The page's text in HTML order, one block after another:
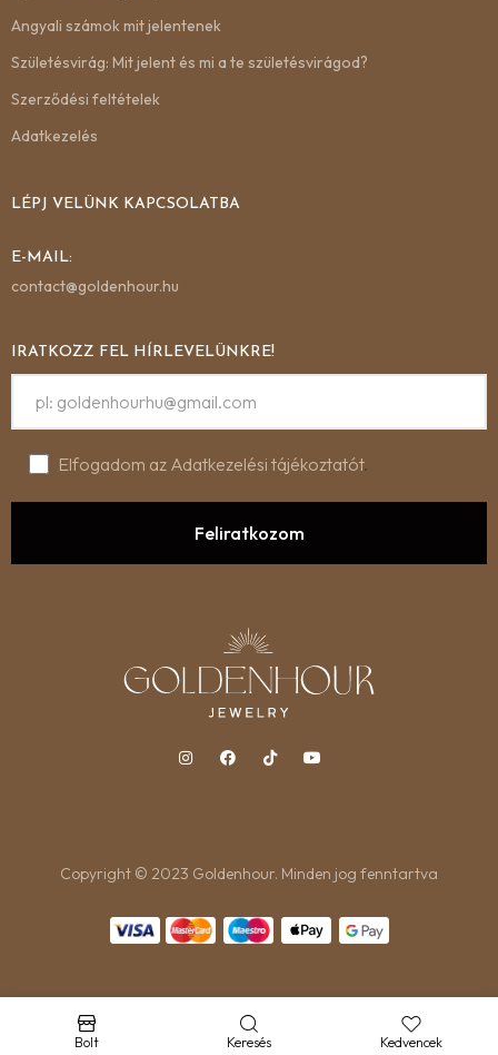
Angyali számok mit jelentenek
Születésvirág: Mit jelent és mi a te születésvirágod?
Szerződési feltételek
Adatkezelés
LÉPJ VELÜNK KAPCSOLATBA
E-MAIL:
contact@goldenhour.hu
IRATKOZZ FEL HÍRLEVELÜNKRE!
Elfogadom az Adatkezelési tájékoztatót.
Copyright © 2023 Goldenhour. Minden jog fenntartva
Bolt Keresés Kedvencek